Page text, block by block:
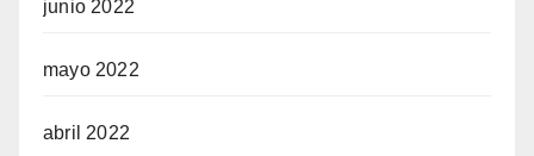
junio 2022
mayo 2022
abril 2022